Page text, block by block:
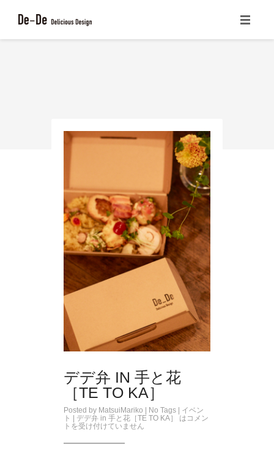
デデ弁 IN 手と花
［TE TO KA］
Posted by MatsuiMariko | No Tags | イベン
ト
デデ弁 in 手と花［TE TO KA］ は コメン
トを受け付けていません